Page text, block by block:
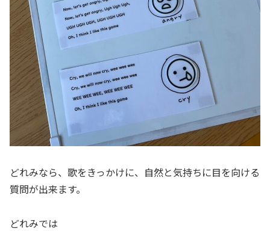
どれみなら、歌をきっかけに、自然と気持ちに目を向ける
質問が出来ます。
どれみでは